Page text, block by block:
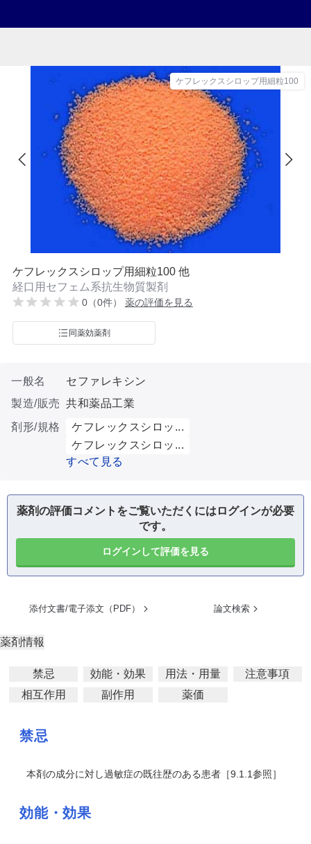
ケフレックスシロップ用細粒100
ケフレックスシロップ用細粒100 他
経口用セフェム系抗生物質製剤
0（0件） 薬の評価を見る
同薬効薬剤
一般名
セファレキシン
製造/販売 共和薬品工業
剤形/規格
ケフレックスシロッ...
ケフレックスシロッ...
すべて見る
薬剤の評価コメントをご覧いただくにはログインが必要
です。
ログインして評価を見る
添付文書/電子添文（PDF） 論文検索
薬剤情報
禁忌 効能・効果 用法・用量
注意事項
相互作用
副作用 薬価
禁忌
本剤の成分に対し過敏症の既往歴のある患者［9.1.1参照］
効能・効果